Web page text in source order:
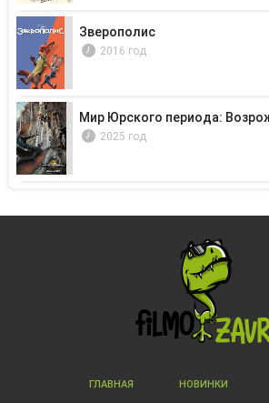
Зверополис
2016 год
Мир Юрского периода:
2025 год
ГЛАВНАЯ НОВИНКИ